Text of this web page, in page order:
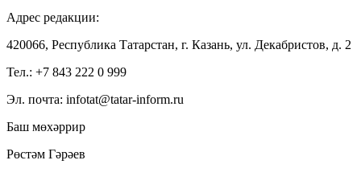
Адрес редакции:
420066, Республика Татарстан, г. Казань, ул. Декабристов, д. 2
Тел.: +7 843 222 0 999
Эл. почта: infotat@tatar-inform.ru
Баш мөхәррир
Рөстәм Гәрәев